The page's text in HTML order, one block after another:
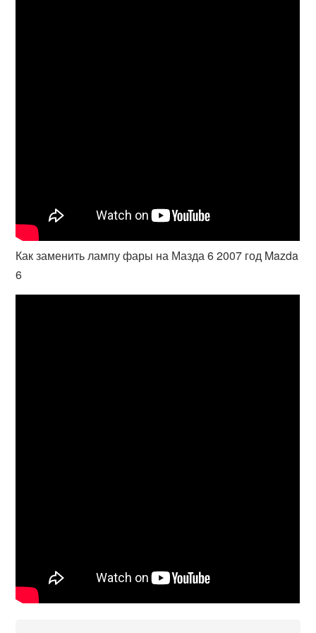
Как заменить лампу фары на Мазда 6 2007 год Mazda
6